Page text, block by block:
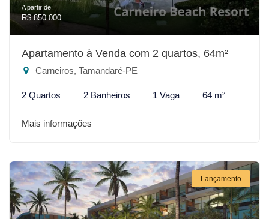
A partir de:
R$ 850.000
Apartamento à Venda com 2 quartos, 64m²
Carneiros, Tamandaré-PE
2 Quartos 2 Banheiros 1 Vaga 64 m²
Mais informações
Lançamento